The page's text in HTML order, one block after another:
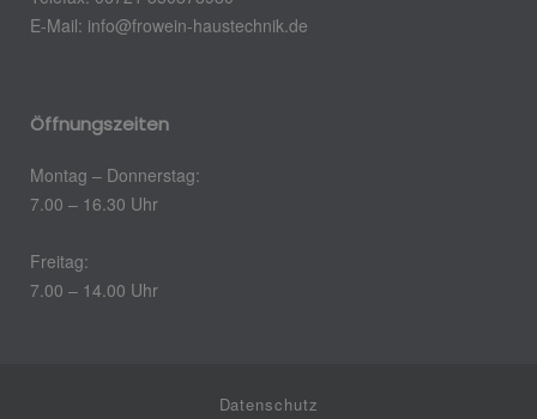
E-Mail: info@frowein-haustechnik.de
Öffnungszeiten
Montag – Donnerstag:
7.00 – 16.30 Uhr
Freitag:
7.00 – 14.00 Uhr
Datenschutz